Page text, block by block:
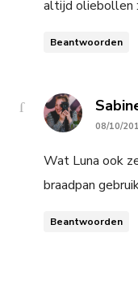
altijd oliebollen
Beantwoorden
08/10/
Wat Luna ook
braadpan
Beantwoorden